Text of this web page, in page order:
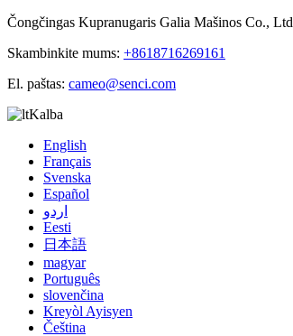
Čongčingas Kupranugaris Galia Mašinos Co., Ltd
Skambinkite mums: +8618716269161
El. paštas: cameo@senci.com
Kalba
English
Français
Svenska
Español
اردو
Eesti
日本語
magyar
Português
slovenčina
Kreyòl Ayisyen
Čeština